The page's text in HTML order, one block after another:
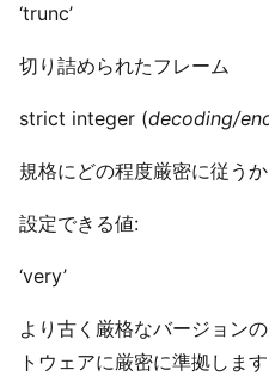
‘trunc’
切り詰められたフレーム
strict integer (decoding/
規格にどの程度厳密に従うか
設定できる値:
‘very’
より古く厳格なバージョン
トウェアに厳密に準拠します